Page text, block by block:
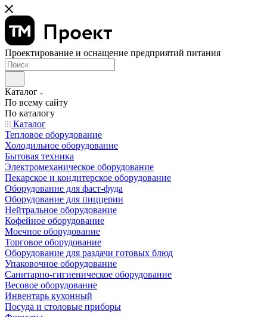
Проектирование и оснащение предприятий питания
Каталог
По всему сайту
По каталогу
Каталог
Тепловое оборудование
Холодильное оборудование
Бытовая техника
Электромеханическое оборудование
Пекарское и кондитерское оборудование
Оборудование для фаст-фуда
Оборудование для пиццерии
Нейтральное оборудование
Кофейное оборудование
Моечное оборудование
Торговое оборудование
Оборудование для раздачи готовых блюд
Упаковочное оборудование
Санитарно-гигиеническое оборудование
Весовое оборудование
Инвентарь кухонный
Посуда и столовые приборы